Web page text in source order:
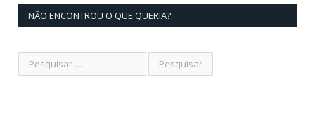
NÃO ENCONTROU O QUE QUERIA?